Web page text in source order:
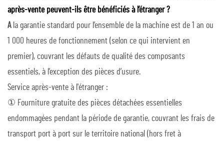
après-vente peuvent-ils être bénéficiés à l’étranger ?
A la garantie standard pour l’ensemble de la machine est de 1 an ou
1 000 heures de fonctionnement (selon ce qui intervient en
premier), couvrant les défauts de qualité des composants
essentiels, à l’exception des pièces d’usure.
Service après-vente à l'étranger :
① Fourniture gratuite des pièces détachées essentielles
endommagées pendant la période de garantie, couvrant les frais de
transport port à port sur le territoire national (hors fret à